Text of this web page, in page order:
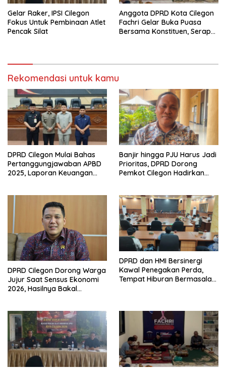
Gelar Raker, IPSI Cilegon
Fokus Untuk Pembinaan Atlet
Pencak Silat
Anggota DPRD Kota Cilegon
Fachri Gelar Buka Puasa
Bersama Konstituen, Serap
Rekomendasi untuk kamu
DPRD Cilegon Mulai Bahas
Pertanggungjawaban APBD
2025, Laporan Keuangan
Banjir hingga PJU Harus Jadi
Prioritas, DPRD Dorong
Pemkot Cilegon Hadirkan
DPRD Cilegon Dorong Warga
Jujur Saat Sensus Ekonomi
2026, Hasilnya Bakal
DPRD dan HMI Bersinergi
Kawal Penegakan Perda,
Tempat Hiburan Bermasalah